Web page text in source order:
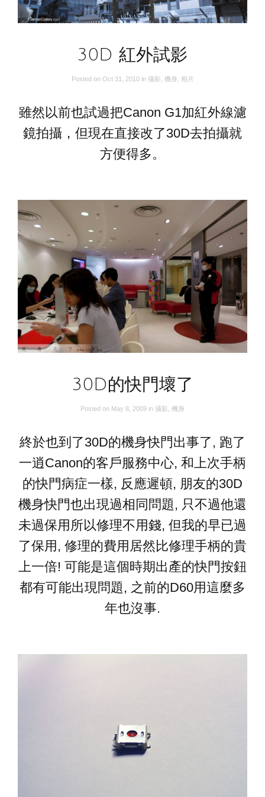
30D 紅外試影
Posted on Oct 31, 2010 in 攝影 機身 相片
雖然以前也試過把Canon G1加紅外線濾
鏡拍攝，但現在直接改了30D去拍攝就
方便得多。
30D的快門壞了
Posted on May 8, 2009 in 攝影 機身
終於也到了30D的機身快門出事了, 跑了
一逍Canon的客戶服務中心, 和上次手柄
的快門病症一樣, 反應遲頓, 朋友的30D
機身快門也出現過相同問題, 只不過他還
未過保用所以修理不用錢, 但我的早已過
了保用, 修理的費用居然比修理手柄的貴
上一倍! 可能是這個時期出產的快門按鈕
都有可能出現問題, 之前的D60用這麼多
年也沒事.